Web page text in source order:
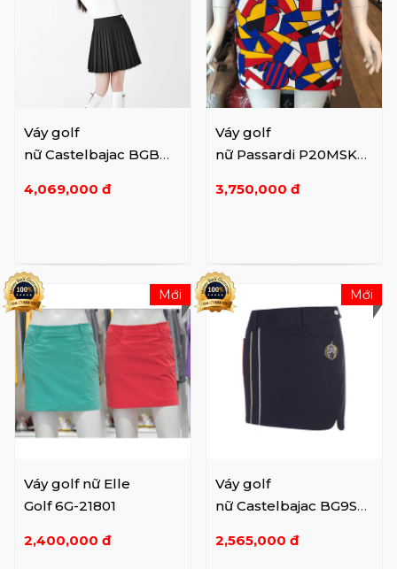
Váy golf
nữ Castelbajac BGBM-
4,069,000 đ
Váy golf
nữ Passardi P20MSK57
3,750,000 đ
Váy golf nữ Elle
Golf 6G-21801
2,400,000 đ
Mới
Váy golf
nữ Castelbajac BG9S
2,565,000 đ
Mới